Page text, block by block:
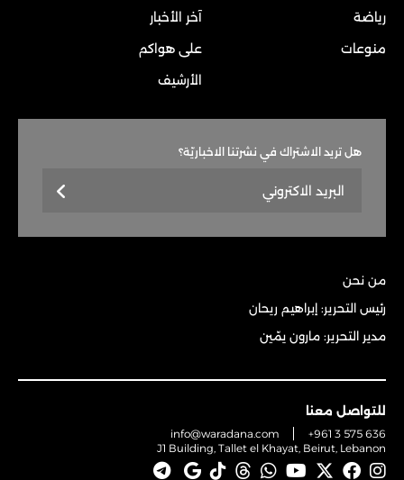
رياضة
منوعات
آخر الأخبار
على هواكم
الأرشيف
هل تريد الاشتراك في نشرتنا الاخباريّة؟
من نحن
رئيس التحرير: إبراهيم ريحان
مدير التحرير: مارون يمّين
للتواصل معنا
info@waradana.com
+961 3 575 636
J1 Building, Tallet el Khayat, Beirut, Lebanon